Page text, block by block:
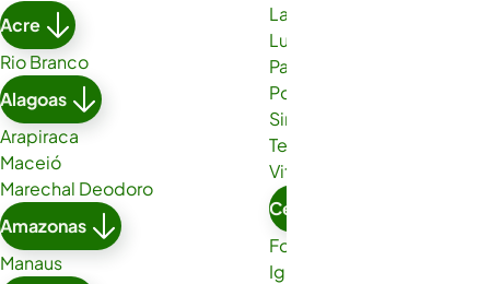
Acre
Rio Branco
Alagoas
Arapiraca
Maceió
Marechal Deodoro
Amazonas
Manaus
Lauro de Freitas
Luís Eduardo Magalhães
Paulo Afonso
Porto Seguro
Simões Filho
Teixeira de Freitas
Vitória da Conquista
Ceará
Fortaleza
Iguatu